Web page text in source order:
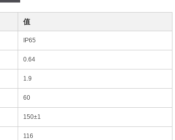
值
IP65
0.64
1.9
60
150±1
116